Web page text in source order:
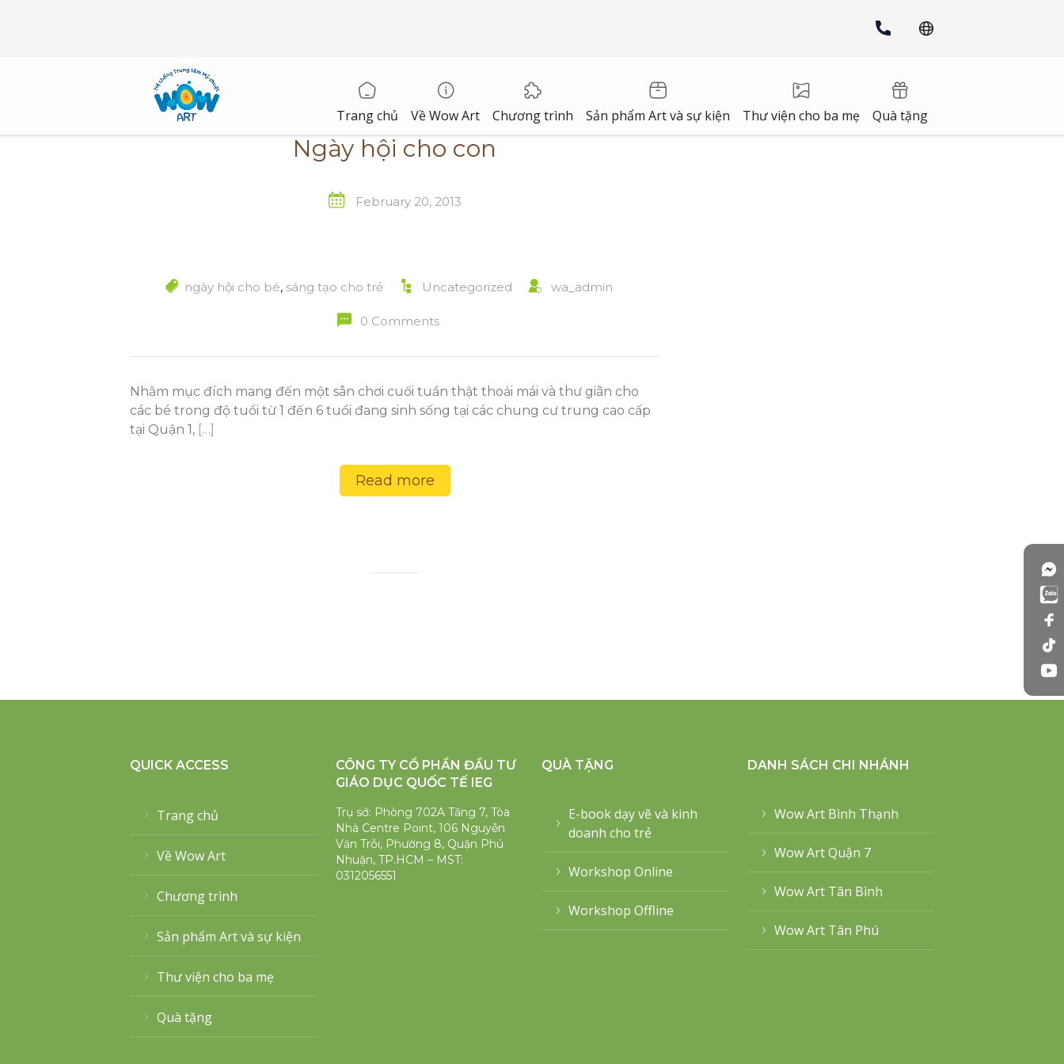
Trang chủ Về Wow Art Chương trình Sản phẩm Art và sự kiện Thư viện cho ba mẹ Quà tặng
Ngày hội cho con
February 20, 2013
ngày hội cho bé, sáng tạo cho trẻ Uncategorized wa_admin
0 Comments
Nhằm mục đích mang đến một sân chơi cuối tuần thật thoải mái và thư giãn cho
các bé trong độ tuổi từ 1 đến 6 tuổi đang sinh sống tại các chung cư trung cao cấp
tại Quận 1, […]
Read more
QUICK ACCESS
Trang chủ
Về Wow Art
Chương trình
Sản phẩm Art và sự kiện
Thư viện cho ba mẹ
Quà tặng
CÔNG TY CỔ PHẦN ĐẦU TƯ
GIÁO DỤC QUỐC TẾ IEG
Trụ sở: Phòng 702A Tầng 7, Tòa
Nhà Centre Point, 106 Nguyễn
Văn Trỗi, Phường 8, Quận Phú
Nhuận, TP.HCM – MST:
0312056551
QUÀ TẶNG
E-book dạy vẽ và kinh
doanh cho trẻ
Workshop Online
Workshop Offline
DANH SÁCH CHI NHÁNH
Wow Art Bình Thạnh
Wow Art Quận 7
Wow Art Tân Bình
Wow Art Tân Phú